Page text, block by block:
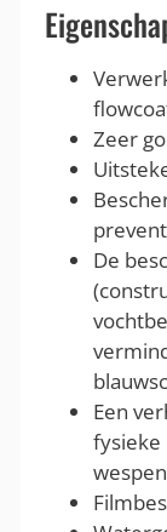
Zeer
De
Een
fysieke